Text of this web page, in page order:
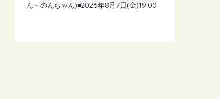
ん・のんちゃん)■2026年8月7日(金)19:00